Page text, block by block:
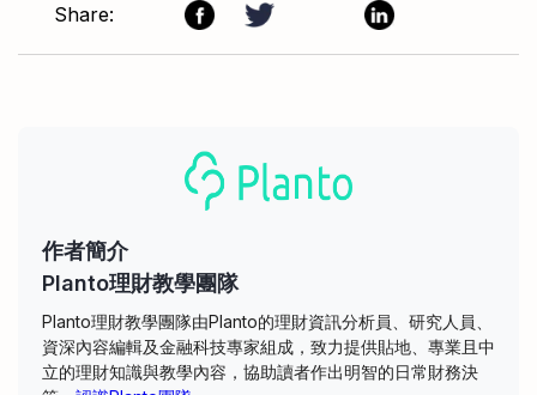
Share:
作者簡介
Planto理財教學團隊
Planto理財教學團隊由Planto的理財資訊分析員、研究人員、
資深內容編輯及金融科技專家組成，致力提供貼地、專業且中
立的理財知識與教學內容，協助讀者作出明智的日常財務決